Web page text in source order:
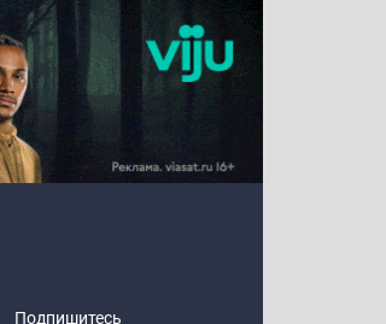
Подпишитесь